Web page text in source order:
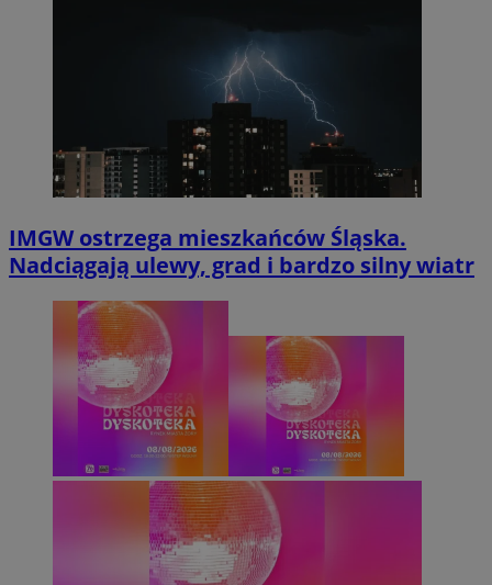
IMGW ostrzega mieszkańców Śląska.
Nadciągają ulewy, grad i bardzo silny wiatr